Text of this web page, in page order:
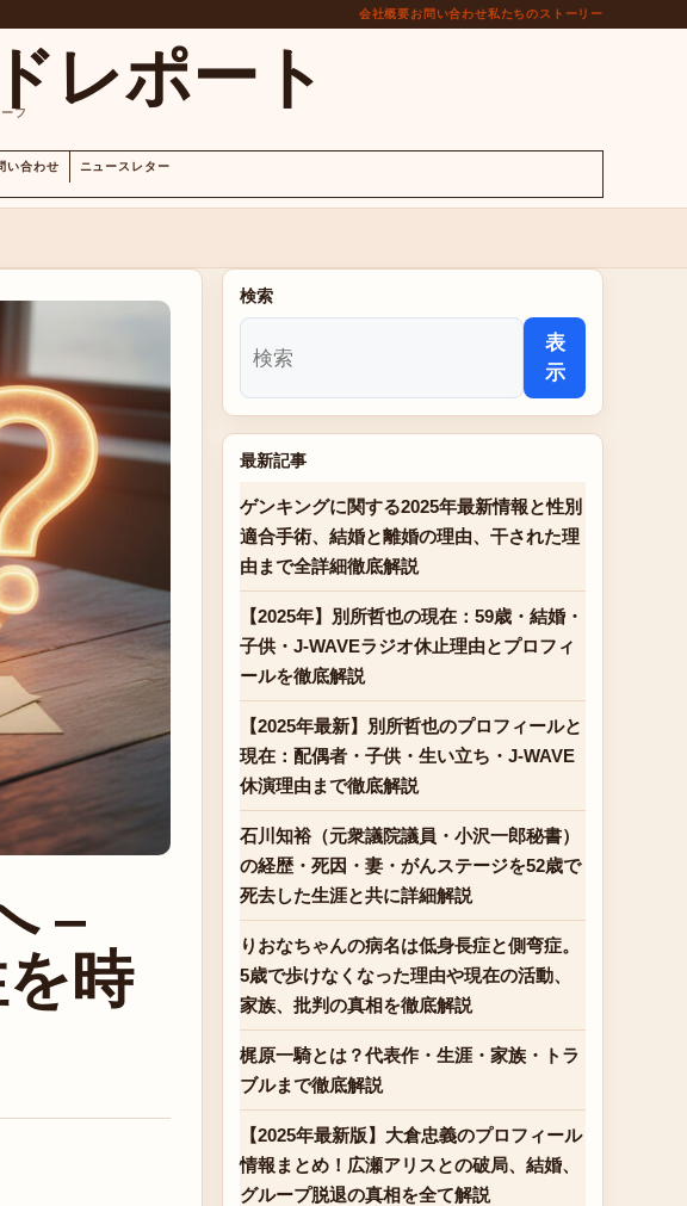
会社概要お問い合わせ私たちのストーリー
レポート
フ
い合わせ ニュースレター
–
時
検索
表
示
最新記事
ゲンキングに関する2025年最新情報と性別
適合手術、結婚と離婚の理由、干された理
由まで全詳細徹底解説
【2025年】別所哲也の現在：59歳・結婚・
子供・J-WAVEラジオ休止理由とプロフィ
ールを徹底解説
【2025年最新】別所哲也のプロフィールと
現在：配偶者・子供・生い立ち・J-WAVE
休演理由まで徹底解説
石川知裕（元衆議院議員・小沢一郎秘書）
の経歴・死因・妻・がんステージを52歳で
死去した生涯と共に詳細解説
りおなちゃんの病名は低身長症と側弯症。
5歳で歩けなくなった理由や現在の活動、
家族、批判の真相を徹底解説
梶原一騎とは？代表作・生涯・家族・トラ
ブルまで徹底解説
【2025年最新版】大倉忠義のプロフィール
情報まとめ！広瀬アリスとの破局、結婚、
グループ脱退の真相を全て解説